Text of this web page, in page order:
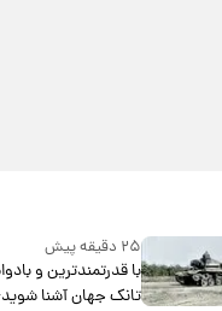
۲۵ دقیقه پیش
با قدرتمندترین و
تانک جهان آشنا